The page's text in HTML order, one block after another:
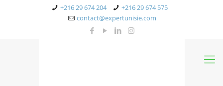
+216 29 674 204
+216 29 674 575
contact@expertunisie.com